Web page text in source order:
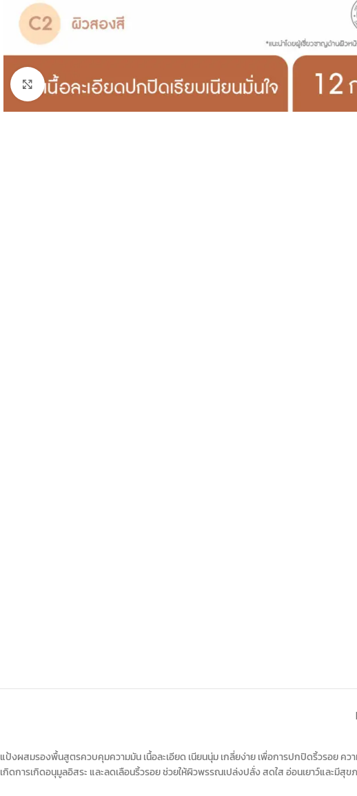
Click to enlarge
แป้งผสมรองพื้นสูตรควบคุมความมัน เนื้อละเอียด เนียนนุ่ม เกลี่ยง่าย เพื่อการปกปิดริ้วรอย
เกิดการเกิดอนุมูลอิสระ และลดเลือนริ้วรอย ช่วยให้ผิวพรรณเปล่งปลั่ง สดใส อ่อนเยาว์และมี